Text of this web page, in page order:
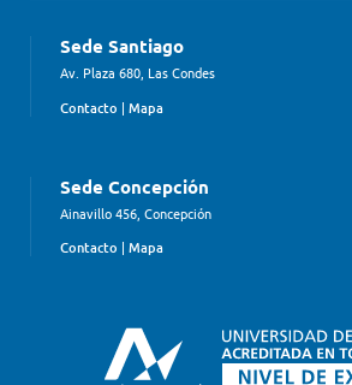
Sede Santiago
Av. Plaza 680, Las Condes
Contacto | Mapa
Sede Concepción
Ainavillo 456, Concepción
Contacto | Mapa